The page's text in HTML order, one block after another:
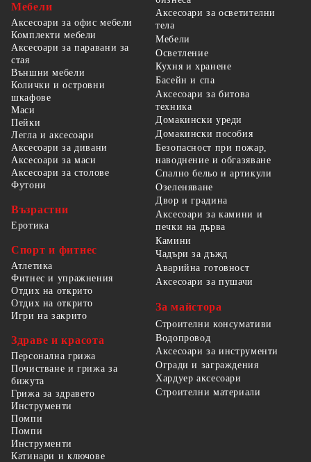
Мебели
Аксесоари за офис мебели
Комплекти мебели
Аксесоари за паравани за
стая
Външни мебели
Колички и островни
шкафове
Маси
Пейки
Легла и аксесоари
Аксесоари за дивани
Аксесоари за маси
Аксесоари за столове
Футони
Възрастни
Еротика
Спорт и фитнес
Атлетика
Фитнес и упражнения
Отдих на открито
Отдих на открито
Игри на закрито
Здраве и красота
Персонална грижа
Почистване и грижа за
бижута
Грижа за здравето
Аксесоари за осветителни
тела
Мебели
Осветление
Кухня и хранене
Басейн и спа
Аксесоари за битова
техника
Домакински уреди
Домакински пособия
Безопасност при пожар,
наводнение и обгазяване
Спално бельо и артикули
Озеленяване
Двор и градина
Аксесоари за камини и
печки на дърва
Камини
Чадъри за дъжд
Аварийна готовност
Аксесоари за пушачи
За майстора
Строителни консумативи
Водопровод
Аксесоари за инструменти
Огради и заграждения
Хардуер аксесоари
Строителни материали
Инструменти
Помпи
Помпи
Инструменти
Катинари и ключове